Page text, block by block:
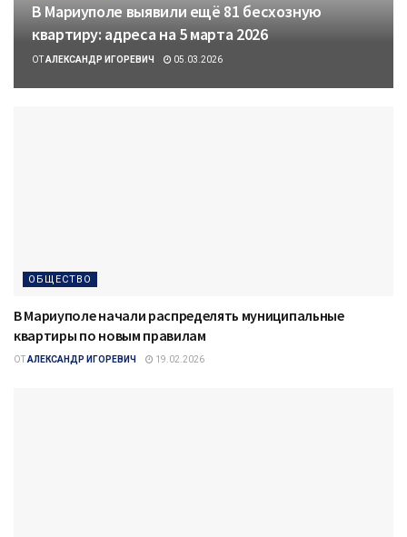
В Мариуполе выявили ещё 81 бесхозную
квартиру: адреса на 5 марта 2026
ОТАЛЕКСАНДР ИГОРЕВИЧ 05.03.2026
ОБЩЕСТВО
В Мариуполе начали распределять муниципальные
квартиры по новым правилам
ОТАЛЕКСАНДР ИГОРЕВИЧ 19.02.2026